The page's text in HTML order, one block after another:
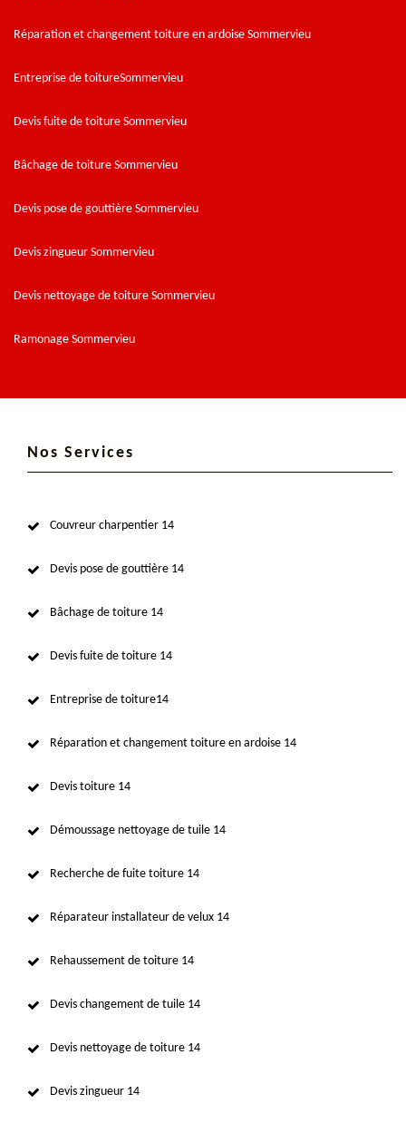
Réparation et changement toiture en ardoise Sommervieu
Entreprise de toitureSommervieu
Devis fuite de toiture Sommervieu
Bâchage de toiture Sommervieu
Devis pose de gouttière Sommervieu
Devis zingueur Sommervieu
Devis nettoyage de toiture Sommervieu
Ramonage Sommervieu
Nos Services
Couvreur charpentier 14
Devis pose de gouttière 14
Bâchage de toiture 14
Devis fuite de toiture 14
Entreprise de toiture14
Réparation et changement toiture en ardoise 14
Devis toiture 14
Démoussage nettoyage de tuile 14
Recherche de fuite toiture 14
Réparateur installateur de velux 14
Rehaussement de toiture 14
Devis changement de tuile 14
Devis nettoyage de toiture 14
Devis zingueur 14